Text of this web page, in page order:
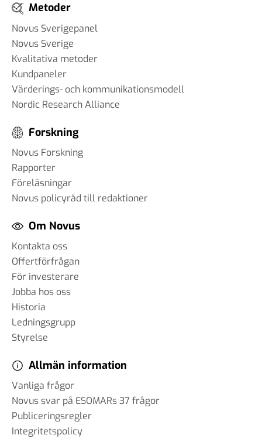
Metoder
Novus Sverigepanel
Novus Sverige
Kvalitativa metoder
Kundpaneler
Värderings- och kommunikationsmodell
Nordic Research Alliance
Forskning
Novus Forskning
Rapporter
Föreläsningar
Novus policyråd till redaktioner
Om Novus
Kontakta oss
Offertförfrågan
För investerare
Jobba hos oss
Historia
Ledningsgrupp
Styrelse
Allmän information
Vanliga frågor
Novus svar på ESOMARs 37 frågor
Publiceringsregler
Integritetspolicy